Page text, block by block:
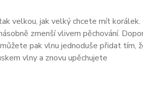
velkou, jak velký chcete mít
zmenší vlivem pěchování.
pak vlnu jednoduše přidat tím,
vlny a znovu upěchujete